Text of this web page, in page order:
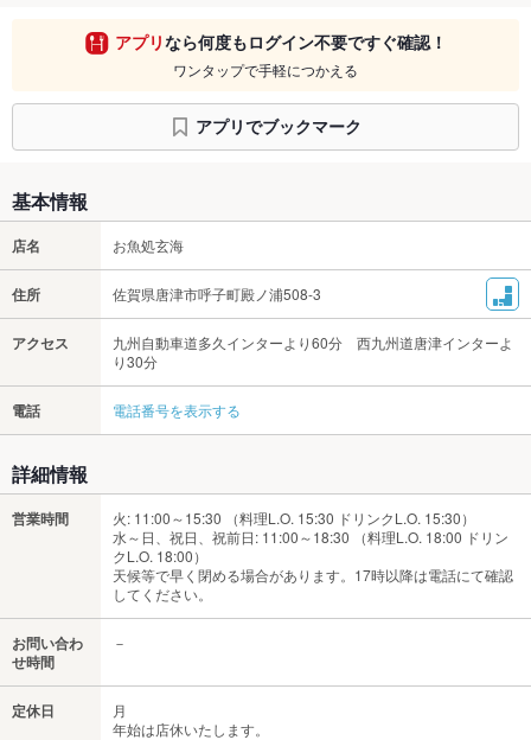
アプリなら何度もログイン不要ですぐ確認！
ワンタップで手軽につかえる
アプリでブックマーク
基本情報
店名 お魚処玄海
住所 佐賀県唐津市呼子町殿ノ浦508-3
アクセス
九州自動車道多久インターより60分 西九州道唐津インターよ
り30分
電話 電話番号を表示する
詳細情報
営業時間
火: 11:00～15:30 （料理L.O. 15:30 ドリンクL.O. 15:30）
水～日、祝日、祝前日: 11:00～18:30 （料理L.O. 18:00 ドリン
クL.O. 18:00）
天候等で早く閉める場合があります。17時以降は電話にて確認
してください。
お問い合わ
せ時間
－
定休日
月
年始は店休いたします。